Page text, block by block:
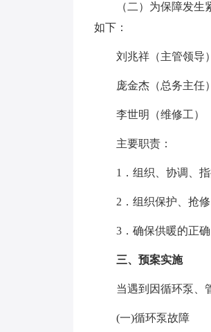
（二）为保障发生紧
如下：
刘兆祥（主管领导）
庞金杰（总务主任）
李世明（维修工）
主要职责：
1．组织、协调、指
2．组织保护、抢修
3．确保供暖的正确
三、预案实施
当遇到因循环泵、管
(一)循环泵故障